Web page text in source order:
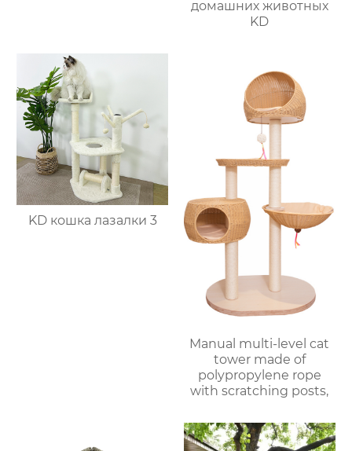
домашних животных
KD
KD кошка лазалки 3
Manual multi-level cat
tower made of
polypropylene rope
with scratching posts,